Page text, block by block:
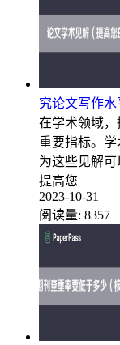
究论文写作水
在学术领域
重要指标。
为这些见解
提高您
2023-10-31
阅读量: 8357